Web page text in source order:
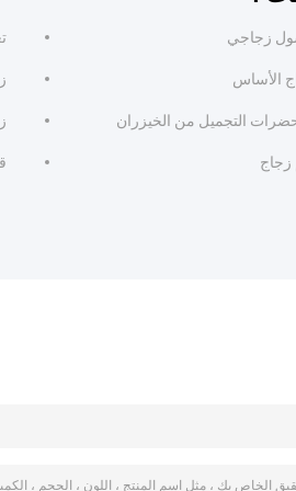
زجاجي
الأساس
التجميل من الخيزران
زجاج